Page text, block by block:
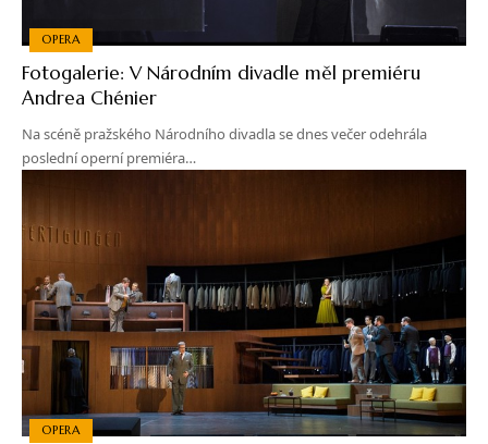
OPERA
Fotogalerie: V Národním divadle měl premiéru
Andrea Chénier
Na scéně pražského Národního divadla se dnes večer odehrála
poslední operní premiéra…
OPERA